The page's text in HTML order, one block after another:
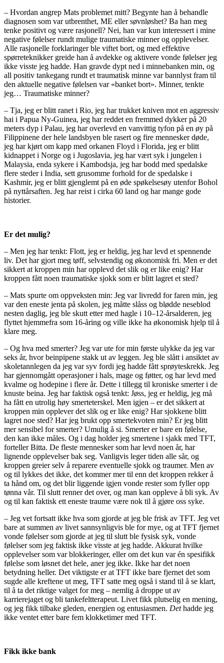
– Hvordan angrep Mats problemet mitt? Begynte han å behandle
diagnosen som var utbrenthet, ME eller søvnløshet? Ba han meg
tenke positivt og være rasjonell? Nei, han var kun interessert i mine
negative følelser rundt mulige traumatiske minner og opplevelser.
Alle rasjonelle forklaringer ble viftet bort, og med effektive
spørreteknikker greide han å avdekke og aktivere vonde følelser jeg
ikke visste jeg hadde. Han gravde dypt ned i minnebanken min, og
all positiv tankegang rundt et traumatisk minne var bannlyst fram til
den aktuelle negative følelsen var «banket bort». Minner, tenkte
jeg… Traumatiske minner?
– Tja, jeg er blitt ranet i Rio, jeg har trukket kniven mot en aggressiv
hai i Papua Ny-Guinea, jeg har reddet en fremmed dykker på 20
meters dyp i Palau, jeg har overlevd en vanvittig tyfon på en øy på
Filippinene der hele landsbyen ble rasert og fire mennesker døde,
jeg har kjørt om kapp med orkanen Floyd i Florida, jeg er blitt
kidnappet i Norge og i Jugoslavia, jeg har vært syk i jungelen i
Malaysia, enda sykere i Kambodsja, jeg har bodd med spedalske
flere steder i India, sett grusomme forhold for de spedalske i
Kashmir, jeg er blitt gjenglemt på en øde spøkelsesøy utenfor Bohol
på nyttårsaften. Jeg har reist i cirka 60 land og har mange gode
historier.
Er det mulig?
– Men jeg har tenkt: Flott, jeg er heldig, jeg har levd et spennende
liv. Det har gjort meg tøff, selvstendig og økonomisk fri. Men er det
sikkert at kroppen min har opplevd det slik og er like enig? Har
kroppen fått noen traumatiske sjokk som er blitt lagret et sted?
– Mats spurte om oppveksten min: Jeg var livredd for faren min, jeg
var den eneste jenta på skolen, jeg måtte slåss og blødde neseblod
nesten daglig, jeg ble skutt etter med hagle i 10–12-årsalderen, jeg
flyttet hjemmefra som 16-åring og ville ikke ha økonomisk hjelp til å
klare meg.
– Og hva med smerter? Jeg var ute for min første ulykke da jeg var
seks år, hvor beinpipene stakk ut av leggen. Jeg ble slått i ansiktet av
skoletannlegen da jeg var syv fordi jeg hadde fått sprøyteskrekk. Jeg
har gjennomgått operasjoner i hals, mage og føtter, og har levd med
kvalme og hodepine i flere år. Dette i tillegg til kroniske smerter i de
knuste beina. Jeg har faktisk også tenkt: Jøss, jeg er heldig, jeg må
ha fått en utrolig høy smerteterskel. Men igjen – er det sikkert at
kroppen min opplever det slik og er like enig? Har sjokkene blitt
lagret noe sted? Har jeg brukt opp smertekvoten min? Er jeg blitt
mer sensibel for smerter? Umulig å si. Smerter er bare en følelse,
den kan ikke måles. Og i dag holder jeg smertene i sjakk med TFT,
forteller Bitta. De fleste mennesker som har levd noen år, har
lignende opplevelser bak seg. Vanligvis leger tiden alle sår, og
kroppen greier selv å reparere eventuelle sjokk og traumer. Men av
og til lykkes det ikke, det kommer mer til enn det kroppen rekker å
ta hånd om, og det blir liggende igjen vonde rester som fyller opp
tønna vår. Til slutt renner det over, og man kan oppleve å bli syk. Av
og til kan faktisk ett eneste traume være nok til å gjøre oss syke.
– Jeg vet fortsatt ikke hva som gjorde at jeg ble frisk av TFT. Jeg vet
bare at summen av livet sannsynligvis ble for mye, og at TFT fjernet
vonde følelser som gjorde at jeg til slutt ble fysisk syk, vonde
følelser som jeg faktisk ikke visste at jeg hadde. Akkurat hvilke
opplevelser som var blokkeringer, eller om det kun var én spesifikk
følelse som løsnet det hele, aner jeg ikke. Ikke har det noen
betydning heller. Det viktigste er at TFT ikke bare fjernet det som
sugde alle kreftene ut meg, TFT satte meg også i stand til å se klart,
til å ta det riktige valget for meg – nemlig å droppe ut av
karrierejaget og bli tankefeltterapeut. Livet fikk plutselig en mening,
og jeg fikk tilbake gleden, energien og entusiasmen. Dethadde jeg
ikke ventet etter bare fem klokketimer med TFT.
Fikk ikke bank